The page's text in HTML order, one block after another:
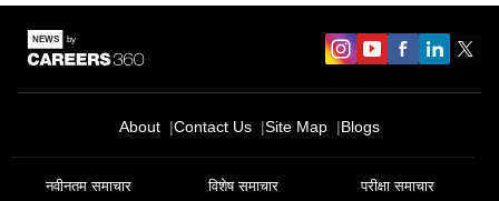
About Contact Us Site Map Blogs
नवीनतम समाचार विशेष समाचार परीक्षा समाचार